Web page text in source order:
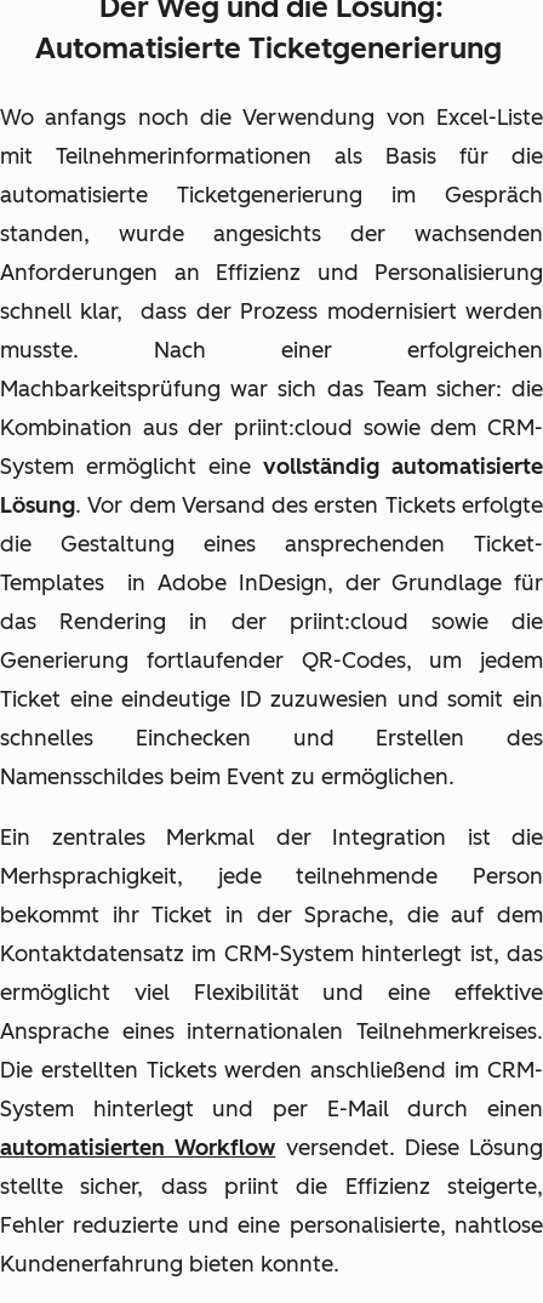
Automatisierte Ticketgenerierung
Wo anfangs noch die Verwendung von Excel-Liste
mit Teilnehmerinformationen als Basis für die
automatisierte Ticketgenerierung im Gespräch
standen, wurde angesichts der wachsenden
Anforderungen an Effizienz und Personalisierung
schnell klar, dass der Prozess modernisiert werden
musste. Nach einer erfolgreichen
Machbarkeitsprüfung war sich das Team sicher: die
Kombination aus der priint:cloud sowie dem CRM-
System ermöglicht eine vollständig automatisierte
Lösung. Vor dem Versand des ersten Tickets erfolgte
die Gestaltung eines ansprechenden Ticket-
Templates
in Adobe InDesign, der Grundlage für
das Rendering in der priint:cloud sowie die
Generierung fortlaufender QR-Codes, um jedem
Ticket eine eindeutige ID zuzuwesien und somit ein
schnelles Einchecken und Erstellen des
Namensschildes beim Event zu ermöglichen.
Ein zentrales Merkmal der Integration ist die
Merhsprachigkeit, jede teilnehmende Person
bekommt ihr Ticket in der Sprache, die auf dem
Kontaktdatensatz im CRM-System hinterlegt ist, das
ermöglicht viel Flexibilität und eine effektive
Ansprache eines internationalen Teilnehmerkreises.
Die erstellten Tickets werden anschließend im CRM-
System hinterlegt und per E-Mail durch einen
automatisierten Workflow versendet. Diese Lösung
stellte sicher, dass priint die Effizienz steigerte,
Fehler reduzierte und eine personalisierte, nahtlose
Kundenerfahrung bieten konnte.